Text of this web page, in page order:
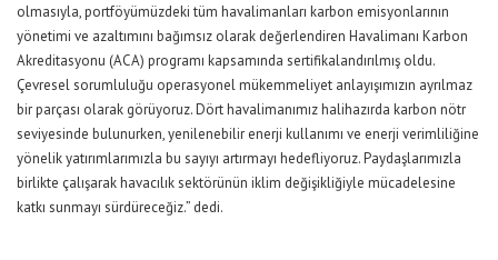
olmasıyla, portföyümüzdeki tüm havalimanları karbon emisyonlarının
yönetimi ve azaltımını bağımsız olarak değerlendiren Havalimanı Karbon
Akreditasyonu (ACA) programı kapsamında sertifikalandırılmış oldu.
Çevresel sorumluluğu operasyonel mükemmeliyet anlayışımızın ayrılmaz
bir parçası olarak görüyoruz. Dört havalimanımız halihazırda karbon nötr
seviyesinde bulunurken, yenilenebilir enerji kullanımı ve enerji verimliliğine
yönelik yatırımlarımızla bu sayıyı artırmayı hedefliyoruz. Paydaşlarımızla
birlikte çalışarak havacılık sektörünün iklim değişikliğiyle mücadelesine
katkı sunmayı sürdüreceğiz.” dedi.